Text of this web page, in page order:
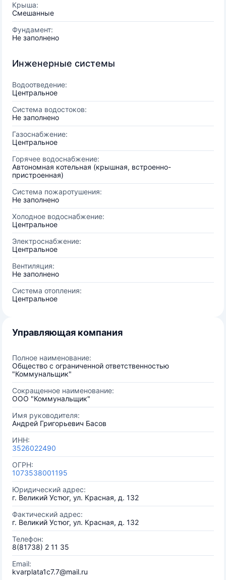
Крыша:
Смешанные
Фундамент:
Не заполнено
Инженерные системы
Водоотведение:
Центральное
Система водостоков:
Не заполнено
Газоснабжение:
Центральное
Горячее водоснабжение:
Автономная котельная (крышная, встроенно-
пристроенная)
Система пожаротушения:
Не заполнено
Холодное водоснабжение:
Центральное
Электроснабжение:
Центральное
Вентиляция:
Не заполнено
Система отопления:
Центральное
Управляющая компания
Полное наименование:
Общество с ограниченной ответственностью
"Коммунальщик"
Сокращенное наименование:
ООО "Коммунальщик"
Имя руководителя:
Андрей Григорьевич Басов
ИНН:
3526022490
ОГРН:
1073538001195
Юридический адрес:
г. Великий Устюг, ул. Красная, д. 132
Фактический адрес:
г. Великий Устюг, ул. Красная, д. 132
Телефон:
8(81738) 2 11 35
Email:
kvarplata1c7.7@mail.ru